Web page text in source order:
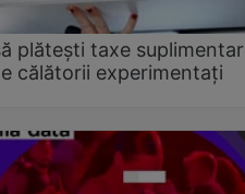
plătești taxe
călătorii experimentați